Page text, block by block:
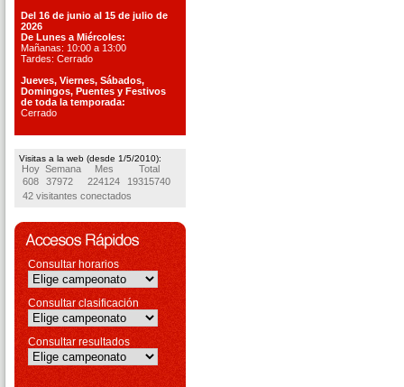
Del 16 de junio al 15 de julio de
2026
De Lunes a Miércoles:
Mañanas: 10:00 a 13:00
Tardes: Cerrado
Jueves, Viernes, Sábados,
Domingos, Puentes y Festivos
de toda la temporada:
Cerrado
Visitas a la web (desde 1/5/2010):
Hoy Semana Mes
Total
608
37972 224124
19315740
42 visitantes conectados
Consultar horarios
Consultar clasificación
Consultar resultados